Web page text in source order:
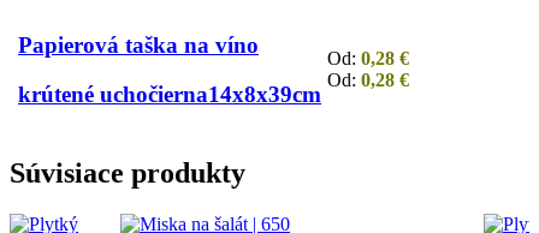
Papierová taška na víno
krútené uchočierna14x8x39cm
Od: 0,28 €
Od: 0,28 €
Súvisiace produkty